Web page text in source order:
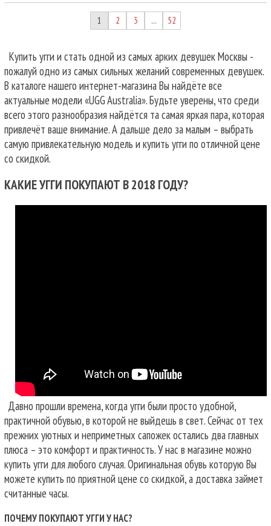
1 2 3 … 52
Купить угги и стать одной из самых арких девушек Москвы -
пожалуй одно из самых сильных желаний современных девушек.
В каталоге нашего интернет-магазина Вы найдёте все
актуальные модели «UGG Australia». Будьте уверены, что среди
всего этого разнообразия найдётся та самая яркая пара, которая
привлечёт ваше внимание. А дальше дело за малым – выбрать
самую привлекательную модель и купить угги по отличной цене
со скидкой.
КАКИЕ УГГИ ПОКУПАЮТ В 2018 ГОДУ?
Давно прошли времена, когда угги были просто удобной,
практичной обувью, в которой не выйдешь в свет. Сейчас от тех
прежних уютных и неприметных сапожек остались два главных
плюса – это комфорт и практичность. У нас в магазине можно
купить угги для любого случая.Оригинальная обувь которую Вы
можете купить по приятной цене со скидкой, а доставка займет
считанные часы.
ПОЧЕМУ ПОКУПАЮТ УГГИ У НАС?